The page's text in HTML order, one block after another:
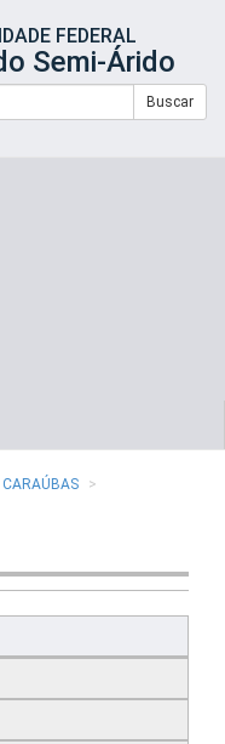
FEDERAL
Semi-Árido
Buscar
CARAÚBAS